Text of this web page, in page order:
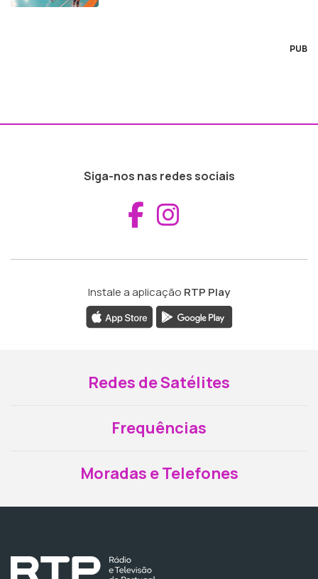
PUB
Siga-nos nas redes sociais
Aceder ao
Instale a aplicação RTP Play
Redes de Satélites
Frequências
Moradas e Telefones